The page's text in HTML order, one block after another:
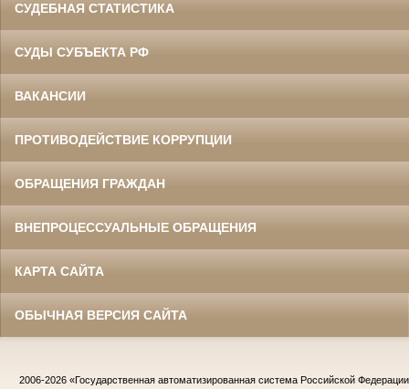
СУДЕБНАЯ СТАТИСТИКА
СУДЫ СУБЪЕКТА РФ
ВАКАНСИИ
ПРОТИВОДЕЙСТВИЕ КОРРУПЦИИ
ОБРАЩЕНИЯ ГРАЖДАН
ВНЕПРОЦЕССУАЛЬНЫЕ ОБРАЩЕНИЯ
КАРТА САЙТА
ОБЫЧНАЯ ВЕРСИЯ САЙТА
2006-2026 «Государственная автоматизированная система Российской